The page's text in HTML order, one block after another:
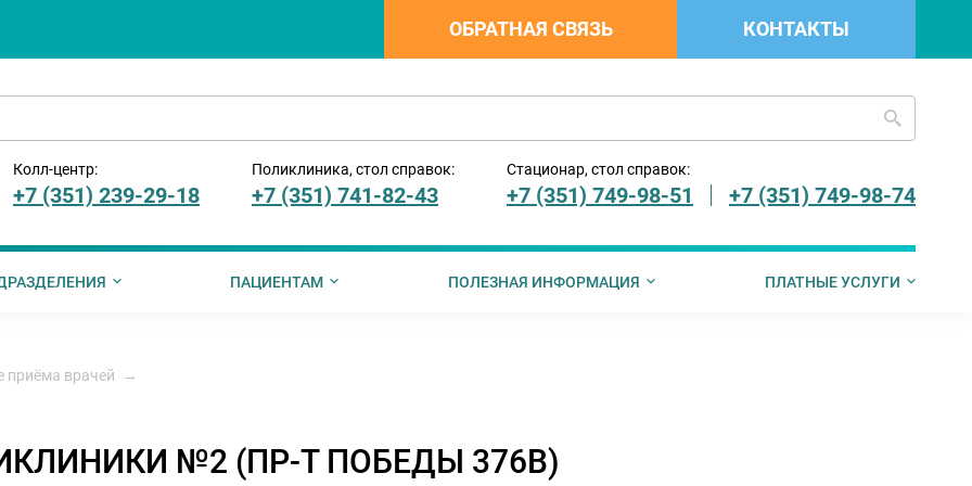
ОБРАТНАЯ СВЯЗЬ КОНТАКТЫ
Колл-центр:
+7 (351) 239-29-18
Поликлиника, стол справок:
+7 (351) 741-82-43
Стационар, стол справок:
+7 (351) 749-98-51 +7 (351) 749-98-74
ПАЦИЕНТАМ ПОЛЕЗНАЯ ИНФОРМАЦИЯ
Профилактика заболеваний
ПЛАТНЫЕ УСЛУГИ
приёма врачей →
№2 (ПР-Т ПОБЕДЫ 376В)